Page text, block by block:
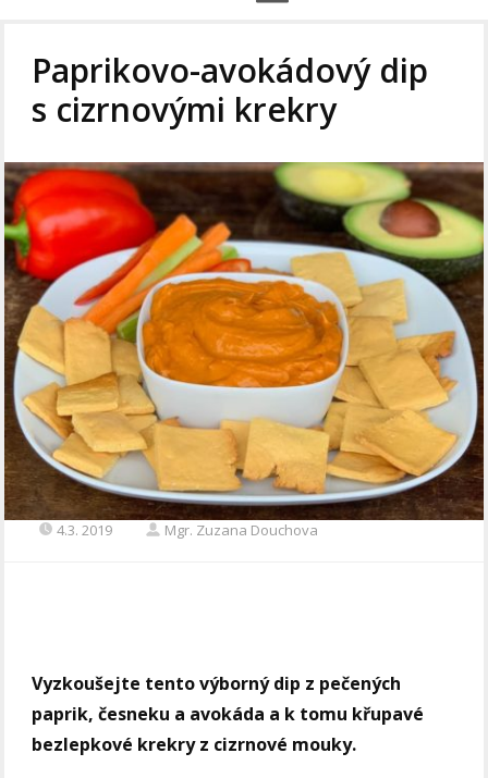
Paprikovo-avokádový dip
s cizrnovými krekry
4.3. 2019 Mgr. Zuzana Douchova
Vyzkoušejte tento výborný dip z pečených
paprik, česneku a avokáda a k tomu křupavé
bezlepkové krekry z cizrnové mouky.